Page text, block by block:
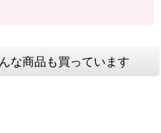
な商品も買っています